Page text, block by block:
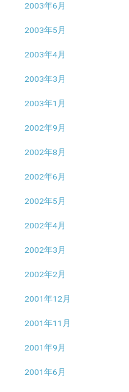
2003年6月
2003年5月
2003年4月
2003年3月
2003年1月
2002年9月
2002年8月
2002年6月
2002年5月
2002年4月
2002年3月
2002年2月
2001年12月
2001年11月
2001年9月
2001年6月